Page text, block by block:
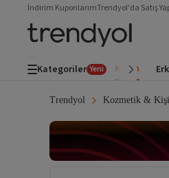
İndirim KuponlarımTrendyol'da Satış
Kategoriler Yeni Kadın
Trendyol Kozmetik &